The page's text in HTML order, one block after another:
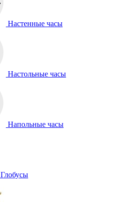
Настенные часы
Настольные часы
Напольные часы
Глобусы